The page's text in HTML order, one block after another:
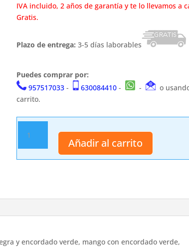
IVA incluido, 2 años de garantía y te lo llevamos a
Gratis.
Plazo de entrega: 3-5 días laborables
Puedes comprar por:
957517033- 630084410- -
o
carrito.
100
cm
cantidad
Añadir al carrito
y encordado verde, mango con encordado verde,